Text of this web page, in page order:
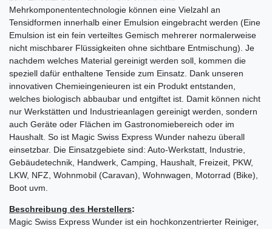
Mehrkomponententechnologie können eine Vielzahl an
Tensidformen innerhalb einer Emulsion eingebracht werden (Eine
Emulsion ist ein fein verteiltes Gemisch mehrerer normalerweise
nicht mischbarer Flüssigkeiten ohne sichtbare Entmischung). Je
nachdem welches Material gereinigt werden soll, kommen die
speziell dafür enthaltene Tenside zum Einsatz. Dank unseren
innovativen Chemieingenieuren ist ein Produkt entstanden,
welches biologisch abbaubar und entgiftet ist. Damit können nicht
nur Werkstätten und Industrieanlagen gereinigt werden, sondern
auch Geräte oder Flächen im Gastronomiebereich oder im
Haushalt. So ist Magic Swiss Express Wunder nahezu überall
einsetzbar. Die Einsatzgebiete sind: Auto-Werkstatt, Industrie,
Gebäudetechnik, Handwerk, Camping, Haushalt, Freizeit, PKW,
LKW, NFZ, Wohnmobil (Caravan), Wohnwagen, Motorrad (Bike),
Boot uvm.
Beschreibung des Herstellers:
Magic Swiss Express Wunder ist ein hochkonzentrierter Reiniger,